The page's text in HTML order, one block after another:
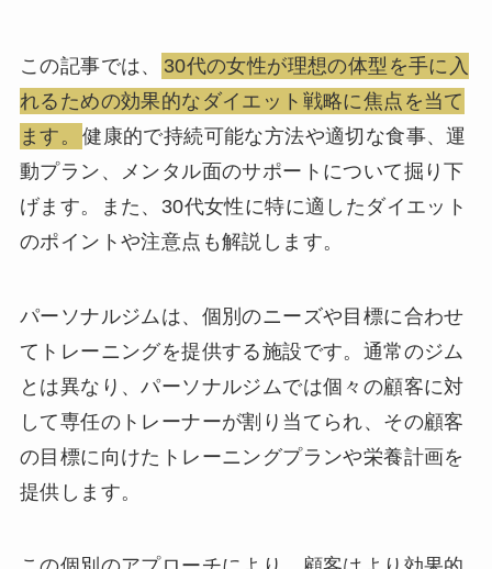
この記事では、
30代の女性が理想の体型を手に入
れるための効果的なダイエット戦略に焦点を当て
ます。 健康的で持続可能な方法や適切な食事、運
動プラン、メンタル面のサポートについて掘り下
げます。また、30代女性に特に適したダイエット
のポイントや注意点も解説します。
パーソナルジムは、個別のニーズや目標に合わせ
てトレーニングを提供する施設です。通常のジム
とは異なり、パーソナルジムでは個々の顧客に対
して専任のトレーナーが割り当てられ、その顧客
の目標に向けたトレーニングプランや栄養計画を
提供します。